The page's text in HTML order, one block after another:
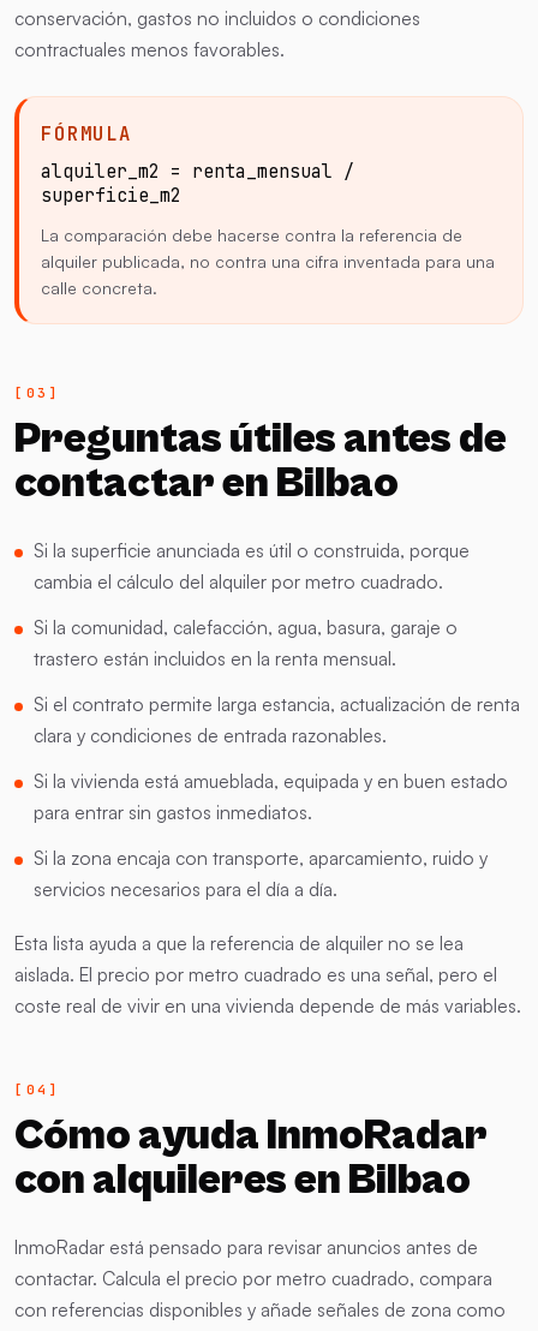
conservación, gastos no incluidos o condiciones
contractuales menos favorables.
FÓRMULA
alquiler_m2 = renta_mensual /
superficie_m2
La comparación debe hacerse contra la referencia de
alquiler publicada, no contra una cifra inventada para una
calle concreta.
Preguntas útiles antes de
contactar en Bilbao
Si la superficie anunciada es útil o construida, porque
cambia el cálculo del alquiler por metro cuadrado.
Si la comunidad, calefacción, agua, basura, garaje o
trastero están incluidos en la renta mensual.
Si el contrato permite larga estancia, actualización de renta
clara y condiciones de entrada razonables.
Si la vivienda está amueblada, equipada y en buen estado
para entrar sin gastos inmediatos.
Si la zona encaja con transporte, aparcamiento, ruido y
servicios necesarios para el día a día.
Esta lista ayuda a que la referencia de alquiler no se lea
aislada. El precio por metro cuadrado es una señal, pero el
coste real de vivir en una vivienda depende de más variables.
Cómo ayuda InmoRadar
con alquileres en Bilbao
InmoRadar está pensado para revisar anuncios antes de
contactar. Calcula el precio por metro cuadrado, compara
con referencias disponibles y añade señales de zona como